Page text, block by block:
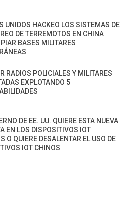
UNIDOS HACKEO LOS SISTEMAS DE
DE TERREMOTOS EN CHINA
BASES MILITARES
RADIOS POLICIALES Y MILITARES
EXPLOTANDO 5
DE EE. UU. QUIERE ESTA NUEVA
EN LOS DISPOSITIVOS IOT
O QUIERE DESALENTAR EL USO DE
IOT CHINOS